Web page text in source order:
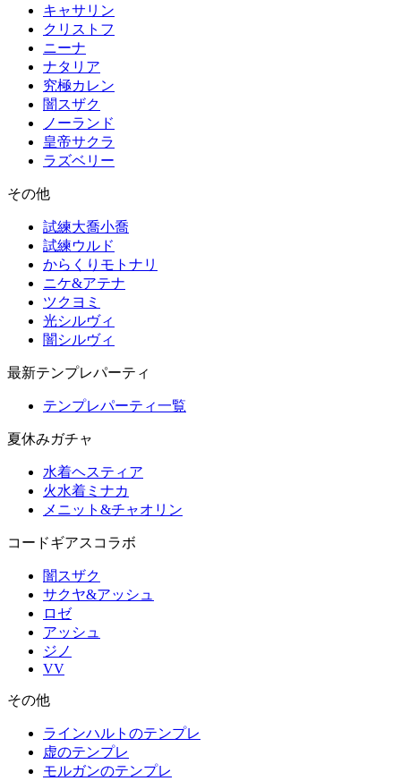
キャサリン
クリストフ
ニーナ
ナタリア
究極カレン
闇スザク
ノーランド
皇帝サクラ
ラズベリー
その他
試練大喬小喬
試練ウルド
からくりモトナリ
ニケ&アテナ
ツクヨミ
光シルヴィ
闇シルヴィ
最新テンプレパーティ
テンプレパーティ一覧
夏休みガチャ
水着ヘスティア
火水着ミナカ
メニット&チャオリン
コードギアスコラボ
闇スザク
サクヤ&アッシュ
ロゼ
アッシュ
ジノ
VV
その他
ラインハルトのテンプレ
虚のテンプレ
モルガンのテンプレ